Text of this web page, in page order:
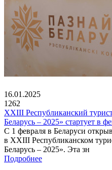
16.01.2025
1262
XXIII Республиканский
Беларусь – 2025» стартует в
С 1 февраля в Беларуси
в XXIII Республиканском
Беларусь – 2025». Эта зн
Подробнее